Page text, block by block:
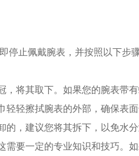
止佩戴腕表，并按照以下步骤
其取下。如果您的腕表带有
擦拭腕表的外部，确保表面
建议您将其拆下，以免水分
一定的专业知识和技巧。如